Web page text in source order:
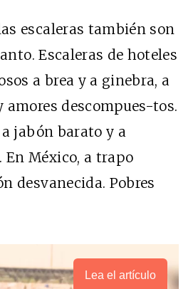
escaleras también son
Escaleras de hoteles
a brea y a ginebra, a
amores descompues-tos.
jabón barato y a
En México, a trapo
desvanecida. Pobres
Lea el artículo